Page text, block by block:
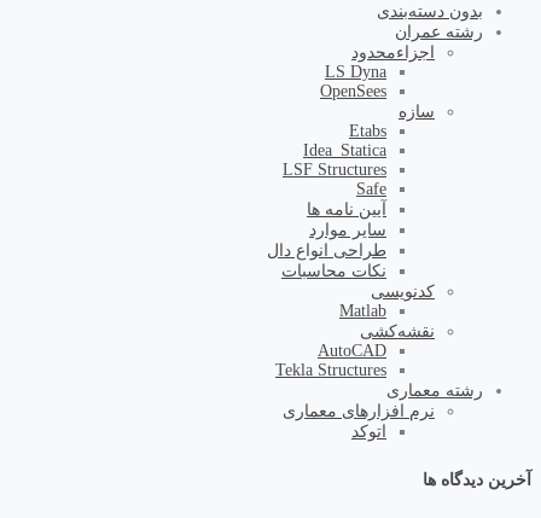
بدون دسته‌بندی
رشته عمران
اجزاء‌محدود
LS Dyna
OpenSees
سازه
Etabs
Idea_Statica
LSF Structures
Safe
آیین نامه ها
سایر موارد
طراحی انواع دال
نکات محاسبات
کد‌نویسی
Matlab
نقشه‌کشی
AutoCAD
Tekla Structures
رشته معماری
نرم افزارهای معماری
اتوکد
آخرین دیدگاه ها